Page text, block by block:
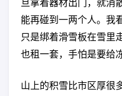
旦拿着器材出门，就消
能再碰到一两个人。我
只是绑着滑雪板在雪里
也租一套，手怕是要给
山上的积雪比市区厚很